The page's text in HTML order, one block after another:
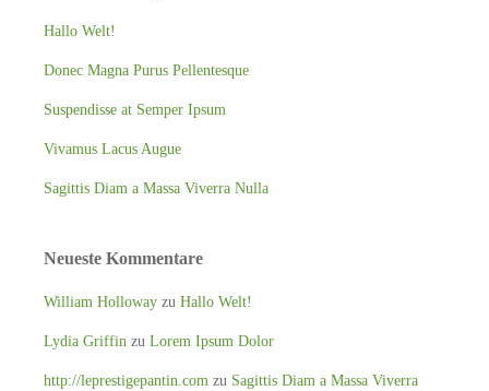
Hallo Welt!
Donec Magna Purus Pellentesque
Suspendisse at Semper Ipsum
Vivamus Lacus Augue
Sagittis Diam a Massa Viverra Nulla
Neueste Kommentare
William Hollowayzu Hallo Welt!
Lydia Griffin zu Lorem Ipsum Dolor
http://leprestigepantin.com zu Sagittis Diam a Massa Viverra